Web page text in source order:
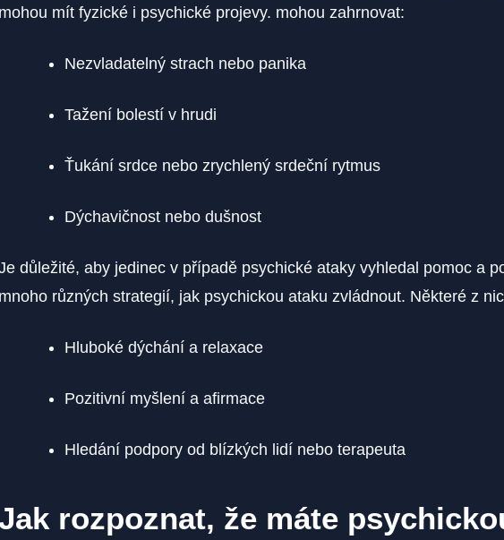
mohou mít fyzické i psychické projevy. mohou zahrnovat:
Nezvladatelný strach nebo panika
Tažení bolestí v hrudi
Ťukání srdce nebo zrychlený srdeční rytmus
Dýchavičnost nebo dušnost
důležité, aby jedinec v případě psychické ataky vyhledal pomoc a
mnoho různých strategií, jak psychickou ataku zvládnout. Některé z
Hluboké dýchání a relaxace
Pozitivní myšlení a afirmace
Hledání podpory od blízkých lidí nebo terapeuta
rozpoznat, že máte